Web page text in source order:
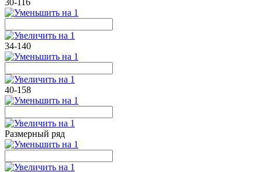
30-116
34-140
40-158
Размерный ряд